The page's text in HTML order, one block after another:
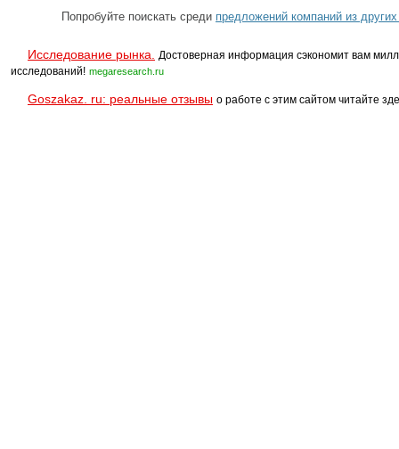
Попробуйте поискать среди предложений компаний из
Исследование рынка.
Достоверная информация сэкономит вам
исследований! megaresearch.ru
Goszakaz. ru: реальные отзывы о работе с этим сайтом читайте